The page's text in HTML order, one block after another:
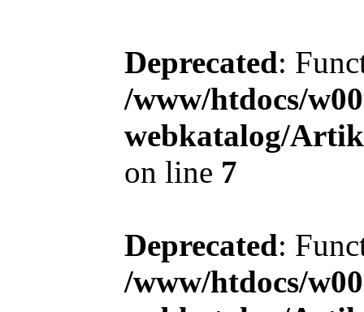
Deprecated:
/www/htdocs/
webkatalog/
on line 7
Deprecated:
/www/htdocs/